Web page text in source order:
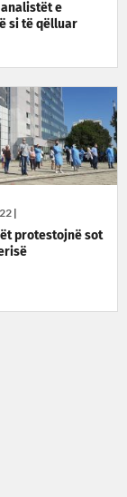
analistët e
si të qëlluar
|
protestojnë sot